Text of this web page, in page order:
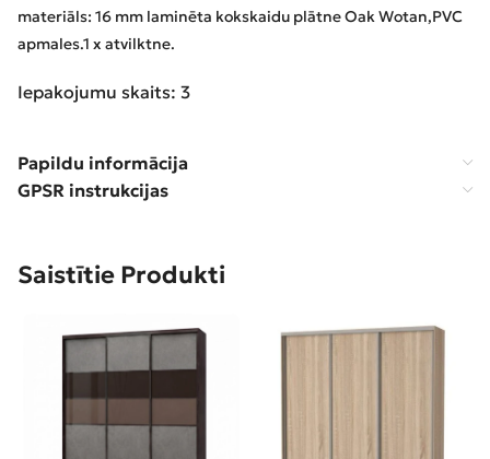
materiāls: 16 mm laminēta kokskaidu plātne Oak Wotan,PVC
apmales.1 x atvilktne.
Iepakojumu skaits: 3
Papildu informācija
GPSR instrukcijas
Saistītie Produkti